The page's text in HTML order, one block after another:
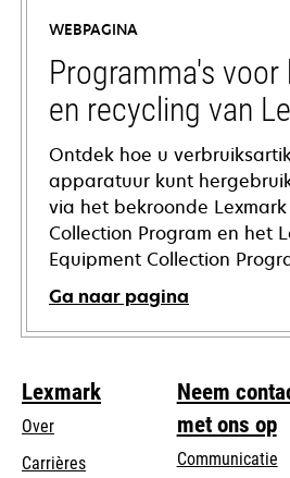
new
tab
WEBPAGINA
Programma's voor
en recycling van
Ontdek hoe u
apparatuur kunt
via het bekroonde
Collection Program en het
Equipment Collection
Ga naar pagina
Lexmark
Over
Carrières
Neem
met ons op
Communicatie